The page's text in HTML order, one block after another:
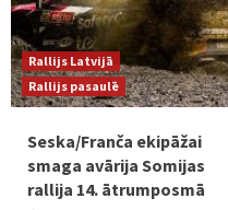
Rallijs Latvijā
Rallijs pasaulē
Seska/Franča ekipāžai
smaga avārija Somijas
rallija 14. ātrumposmā